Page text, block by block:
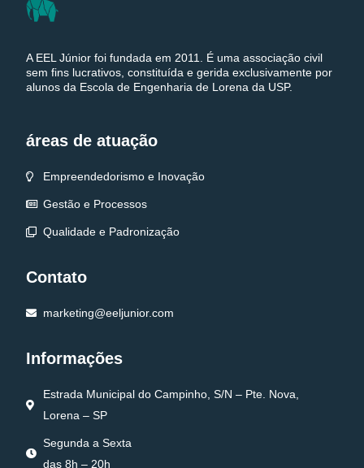
A EEL Júnior foi fundada em 2011. É uma associação civil
sem fins lucrativos, constituída e gerida exclusivamente por
alunos da Escola de Engenharia de Lorena da USP.
áreas de atuação
Empreendedorismo e Inovação
Gestão e Processos
Qualidade e Padronização
Contato
marketing@eeljunior.com
Informações
Estrada Municipal do Campinho, S/N – Pte. Nova,
Lorena – SP
Segunda a Sexta
das 8h – 20h